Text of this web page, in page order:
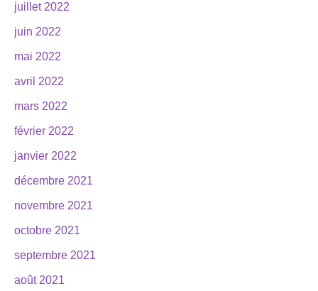
juillet 2022
juin 2022
mai 2022
avril 2022
mars 2022
février 2022
janvier 2022
décembre 2021
novembre 2021
octobre 2021
septembre 2021
août 2021